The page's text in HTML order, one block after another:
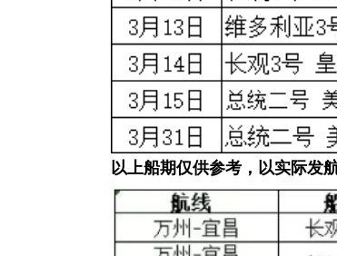
以上船期仅供参考，以实际发